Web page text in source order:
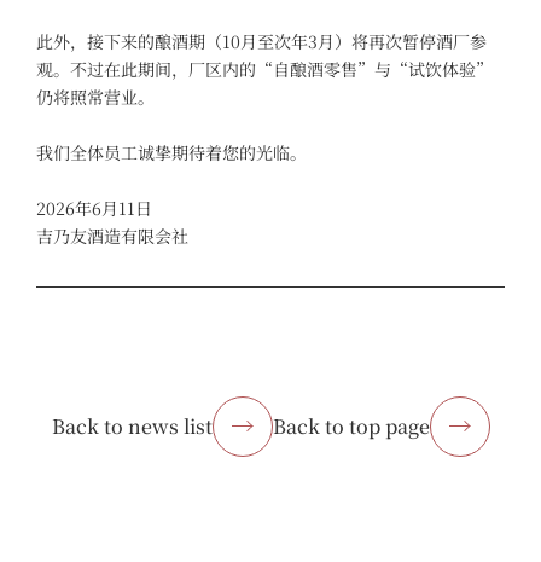
此外，接下来的酿酒期（10月至次年3月）将再次暂停酒厂参
观。不过在此期间，厂区内的“自酿酒零售”与“试饮体验”
仍将照常营业。
我们全体员工诚挚期待着您的光临。
2026年6月11日
吉乃友酒造有限会社
Back to news list Back to top page